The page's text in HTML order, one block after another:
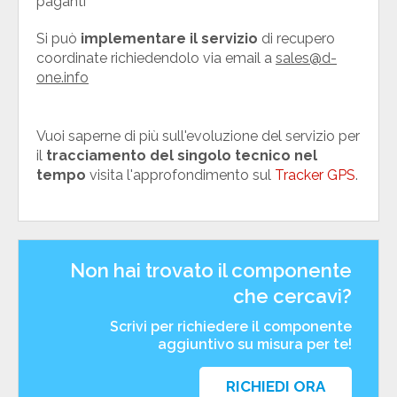
Si può implementare il servizio di recupero
coordinate richiedendolo via email a sales@d-
one.info
Vuoi saperne di più sull'evoluzione del servizio per
il tracciamento del singolo tecnico nel
tempo visita l'approfondimento sul Tracker GPS.
Non hai trovato il componente
che cercavi?
Scrivi per richiedere il componente
aggiuntivo su misura per te!
RICHIEDI ORA